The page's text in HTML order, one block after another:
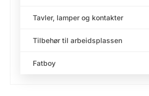
Tavler, lamper og kontakter
Tilbehør til arbeidsplassen
Fatboy